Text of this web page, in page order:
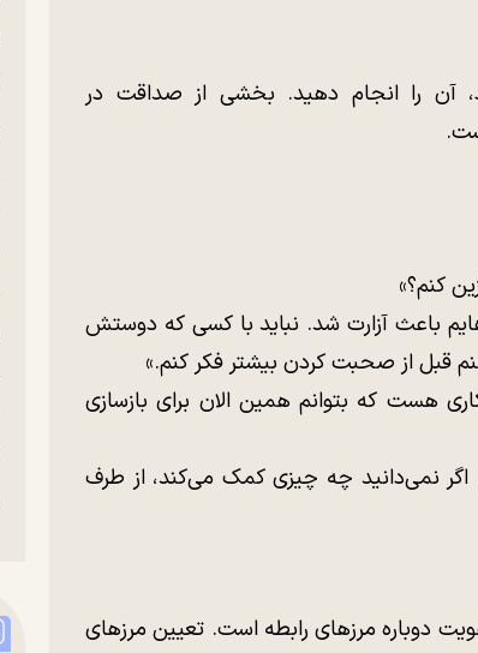
آن را انجام دهید. بخشی از صداقت در
کنم؟»
باعث آزارت شد. نباید با کسی که دوستش
قبل از صحبت کردن بیشتر فکر کنم.»
هست که بتوانم همین الان برای بازسازی
اگر نمی‌دانید چه چیزی کمک می‌کند، از طرف
دوباره مرزهای رابطه است. تعیین مرزهای